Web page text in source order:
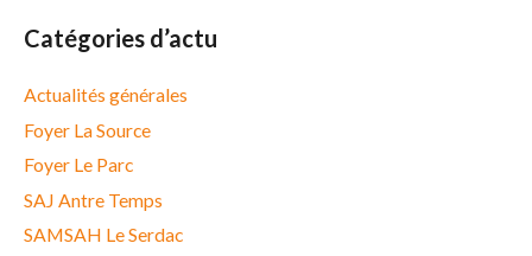
Catégories d’actu
Actualités générales
Foyer La Source
Foyer Le Parc
SAJ Antre Temps
SAMSAH Le Serdac